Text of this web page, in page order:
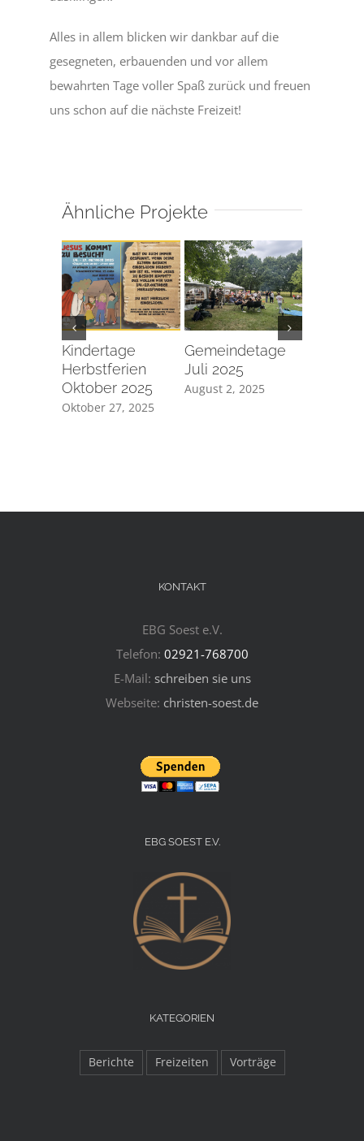
Alles in allem blicken wir dankbar auf die
gesegneten, erbauenden und vor allem
bewahrten Tage voller Spaß zurück und freuen
uns schon auf die nächste Freizeit!
Ähnliche Projekte
Kindertage
Herbstferien
Oktober 2025
Oktober 27, 2025
Gemeindetage
Juli 2025
August 2, 2025
KONTAKT
EBG Soest e.V.
Telefon: 02921-768700
E-Mail: schreiben sie uns
Webseite: christen-soest.de
EBG SOEST E.V.
KATEGORIEN
Berichte Freizeiten Vorträge